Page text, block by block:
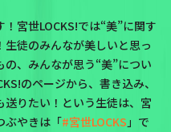
宮世LOCKS!では“美”に関す
徒のみんなが美しいと思っ
、みんなが思う“美”につい
のページから、書き込み、
りたい！という生徒は、 宮
ぶやきは「#宮世LOCKS」で